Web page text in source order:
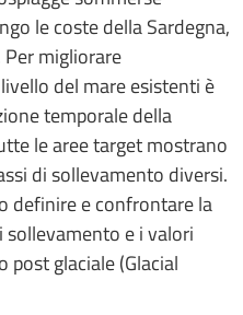
le coste della Sardegna,
migliorare
del mare esistenti è
temporale della
le aree target mostrano
di sollevamento diversi.
definire e confrontare la
e i valori
post glaciale (Glacial